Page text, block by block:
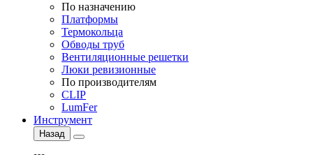
По назначению
Платформы
Термокольца
Обводы труб
Вентиляционные решетки
Люки ревизионные
По производителям
CLIP
LumFer
Инструмент
Назад